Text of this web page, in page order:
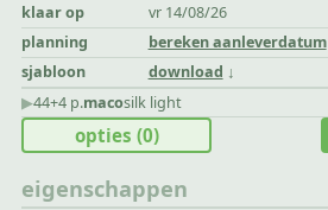
klaar op
vr 14/08/26
planning
bereken aanleverdatum
sjabloon
download
▶︎44+4 p.macosilk light
eigenschappen
opties (0)